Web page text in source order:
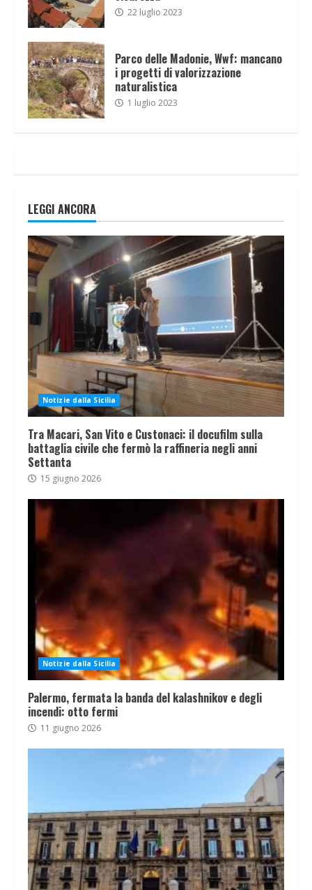
22 luglio 2023
Parco delle Madonie, Wwf: mancano
i progetti di valorizzazione
naturalistica
1 luglio 2023
LEGGI ANCORA
Notizie dalla Sicilia
Tra Macari, San Vito e Custonaci: il docufilm sulla
battaglia civile che fermò la raffineria negli anni
Settanta
15 giugno 2026
Notizie dalla Sicilia
Palermo, fermata la banda del kalashnikov e degli
incendi: otto fermi
11 giugno 2026